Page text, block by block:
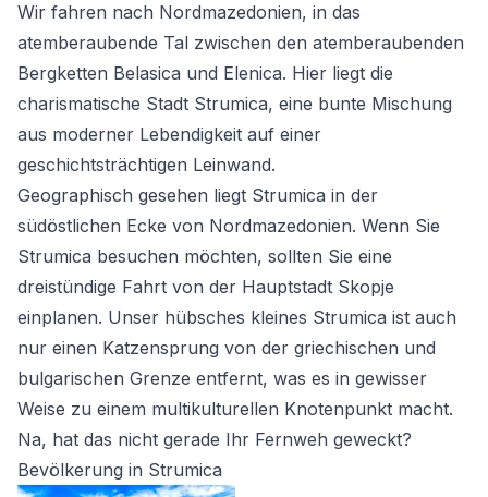
Wir fahren nach Nordmazedonien, in das
atemberaubende Tal zwischen den atemberaubenden
Bergketten Belasica und Elenica. Hier liegt die
charismatische Stadt Strumica, eine bunte Mischung
aus moderner Lebendigkeit auf einer
geschichtsträchtigen Leinwand.
Geographisch gesehen liegt Strumica in der
südöstlichen Ecke von Nordmazedonien. Wenn Sie
Strumica besuchen möchten, sollten Sie eine
dreistündige Fahrt von der Hauptstadt Skopje
einplanen. Unser hübsches kleines Strumica ist auch
nur einen Katzensprung von der griechischen und
bulgarischen Grenze entfernt, was es in gewisser
Weise zu einem multikulturellen Knotenpunkt macht.
Na, hat das nicht gerade Ihr Fernweh geweckt?
Bevölkerung in Strumica